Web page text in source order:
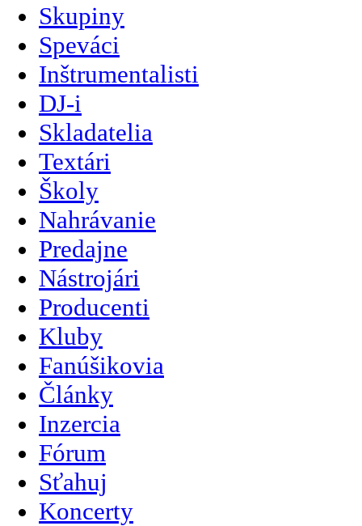
Skupiny
Speváci
Inštrumentalisti
DJ-i
Skladatelia
Textári
Školy
Nahrávanie
Predajne
Nástrojári
Producenti
Kluby
Fanúšikovia
Články
Inzercia
Fórum
Sťahuj
Koncerty